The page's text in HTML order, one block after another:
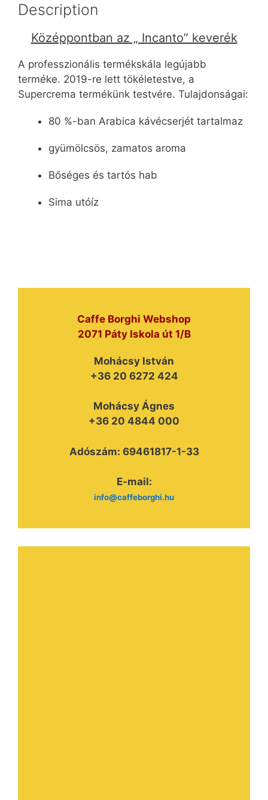
Description
Középpontban az „ Incanto” keverék
A professzionális termékskála legújabb
terméke. 2019-re lett tökéletestve, a
Supercrema termékünk testvére. Tulajdonságai:
80 %-ban Arabica kávécserjét tartalmaz
gyümölcsös, zamatos aroma
Bőséges és tartós hab
Sima utóíz
Caffe Borghi Webshop
2071 Páty Iskola út 1/B
Mohácsy István
+36 20 6272 424
Mohácsy Ágnes
+36 20 4844 000
Adószám: 69461817-1-33
E-mail:
info@caffeborghi.hu